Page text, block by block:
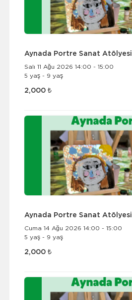
Aynada Portre Sanat Atölyesi
Salı 11 Ağu 2026 14:00 - 15:00
5 yaş - 9 yaş
2,000 ₺
Aynada Portre Sanat Atölyesi
Cuma 14 Ağu 2026 14:00 - 15:00
5 yaş - 9 yaş
2,000 ₺